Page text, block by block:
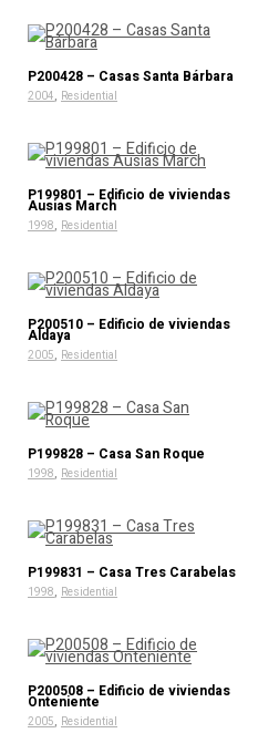
P200428 – Casas Santa Bárbara
2004, Residential
P199801 – Edificio de viviendas
Ausias March
1998, Residential
P200510 – Edificio de viviendas
Aldaya
2005, Residential
P199828 – Casa San Roque
1998, Residential
P199831 – Casa Tres Carabelas
1998, Residential
P200508 – Edificio de viviendas
Onteniente
2005, Residential